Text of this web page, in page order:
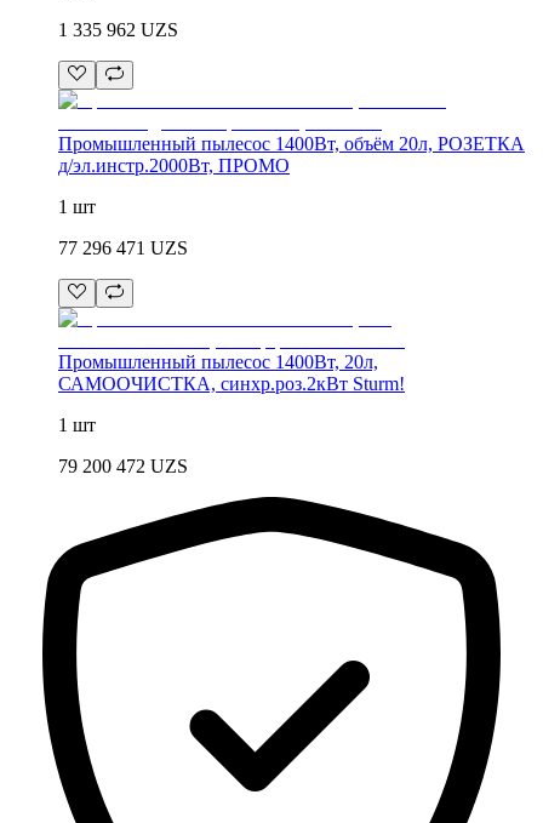
1 335 962 UZS
Промышленный пылесос 1400Вт, объём 20л, РОЗЕТКА
д/эл.инстр.2000Вт, ПРОМО
1 шт
77 296 471 UZS
Промышленный пылесос 1400Вт, 20л,
САМООЧИСТКА, синхр.роз.2кВт Sturm!
1 шт
79 200 472 UZS